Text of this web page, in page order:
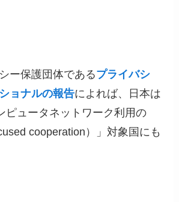
ー保護団体であるプライバシ
ョナルの報告によれば、日本は
ピュータネットワーク利用の
cooperation）」対象国にも